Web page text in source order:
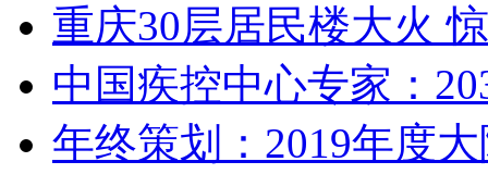
重庆30层居民楼大火
中国疾控中心专家：
年终策划：2019年度